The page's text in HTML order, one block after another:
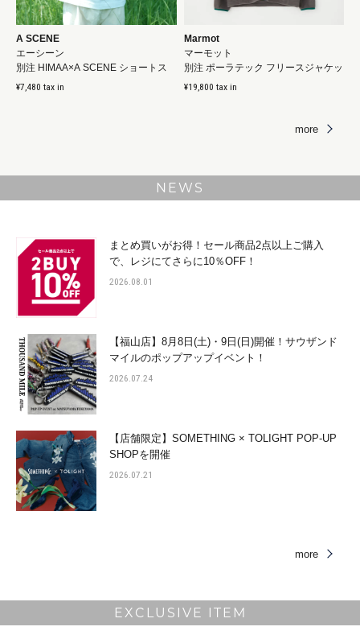
A SCENE
エーシーン
別注 HIMAA×A SCENE ショートス
¥7,480 tax in
Marmot
マーモット
別注 ポーラテック フリースジャケッ
¥19,800 tax in
more
NEWS
まとめ買いがお得！セール商品2点以上ご購入
で、レジにてさらに10％OFF！
2026.08.01
【福山店】8月8日(土)・9日(日)開催！サウザンド
マイルのポップアップイベント！
2026.07.24
【店舗限定】SOMETHING × TOLIGHT POP-UP
SHOPを開催
2026.07.21
more
EXCLUSIVE ITEM